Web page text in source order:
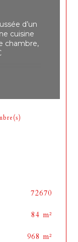
72670
84 m²
968 m²
d’un
cuisine
chambre,
accès
total.
murs, la